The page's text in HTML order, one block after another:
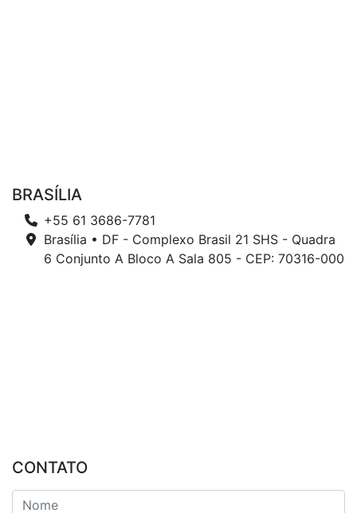
BRASÍLIA
+55 61 3686-7781
Brasília • DF - Complexo Brasil 21 SHS - Quadra
6 Conjunto A Bloco A Sala 805 - CEP: 70316-000
CONTATO